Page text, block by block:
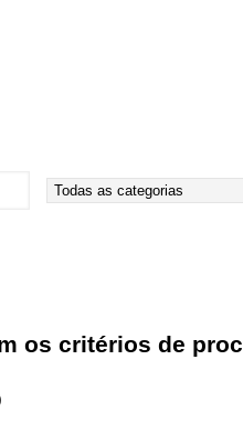
os critérios de